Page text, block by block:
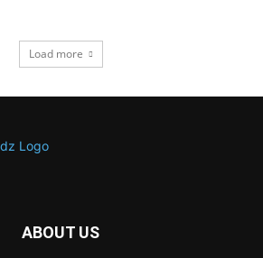
Load more
ABOUT US